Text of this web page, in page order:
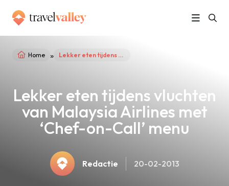
Home » Lekker eten tijdens vluchten van Malaysia Airlines met ‘Chef-on-Call’ menu
Lekker eten tijdens vluchten
van Malaysia Airlines met
‘Chef-on-Call’ menu
Redactie 20-02-2013